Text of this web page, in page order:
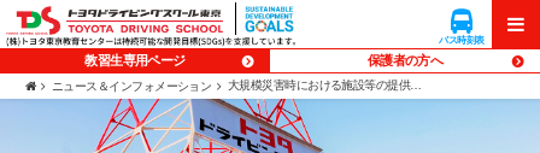
バス時刻表
教習生専用ページ 保護者の方へ
メニ
ュー
入校予約
企業向け
研修
貸会議室
バス時刻表
メニ
ュー
ニュース＆インフォメーション 大規模災害時における施設等の提供に関する協定締結式